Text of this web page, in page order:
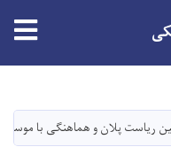
ریاست پلان و هماهنگی با موسسه